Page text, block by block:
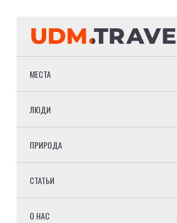
МЕСТА
ЛЮДИ
ПРИРОДА
СТАТЬИ
О НАС